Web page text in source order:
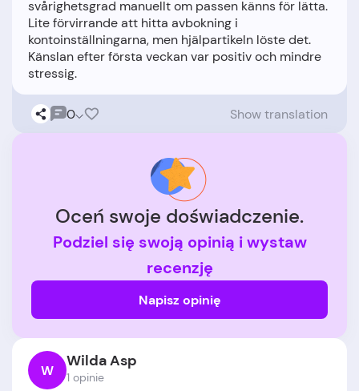
svårighetsgrad manuellt om passen känns för lätta.
Lite förvirrande att hitta avbokning i
kontoinställningarna, men hjälpartikeln löste det.
Känslan efter första veckan var positiv och mindre
0 Show translation
Oceń swoje doświadczenie.
Podziel się swoją opinią i wystaw
recenzję
Napisz opinię
W Wilda Asp
1 opinie